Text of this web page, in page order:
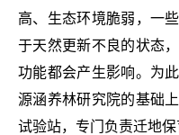
高、生态环境脆弱，一
于天然更新不良的状态
功能都会产生影响。为
源涵养林研究院的基础
试验站，专门负责迁地保